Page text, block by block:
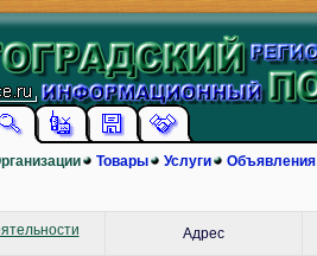
Товары Услуги Объявления
Адрес